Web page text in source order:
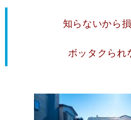
知らないから
ボッタクられ